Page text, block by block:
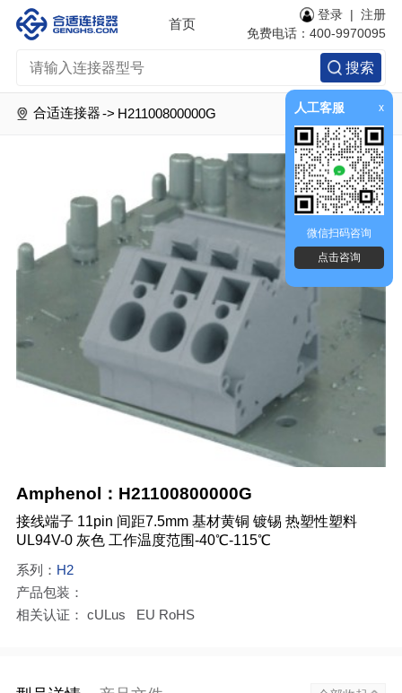
人工客服 x
微信扫码咨询
点击咨询
首页
搜索
登录 |注册
免费电话：400-9970095
合适连接器 -> H21100800000G
Amphenol：H21100800000G
接线端子 11pin 间距7.5mm 基材黄铜 镀锡 热塑性塑料
UL94V-0 灰色 工作温度范围-40℃-115℃
系列： H2
产品包装：
相关认证： cULus EU RoHS